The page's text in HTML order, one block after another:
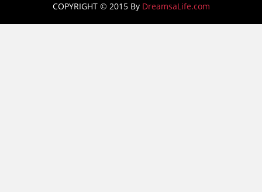
COPYRIGHT © 2015 By DreamsaLife.com